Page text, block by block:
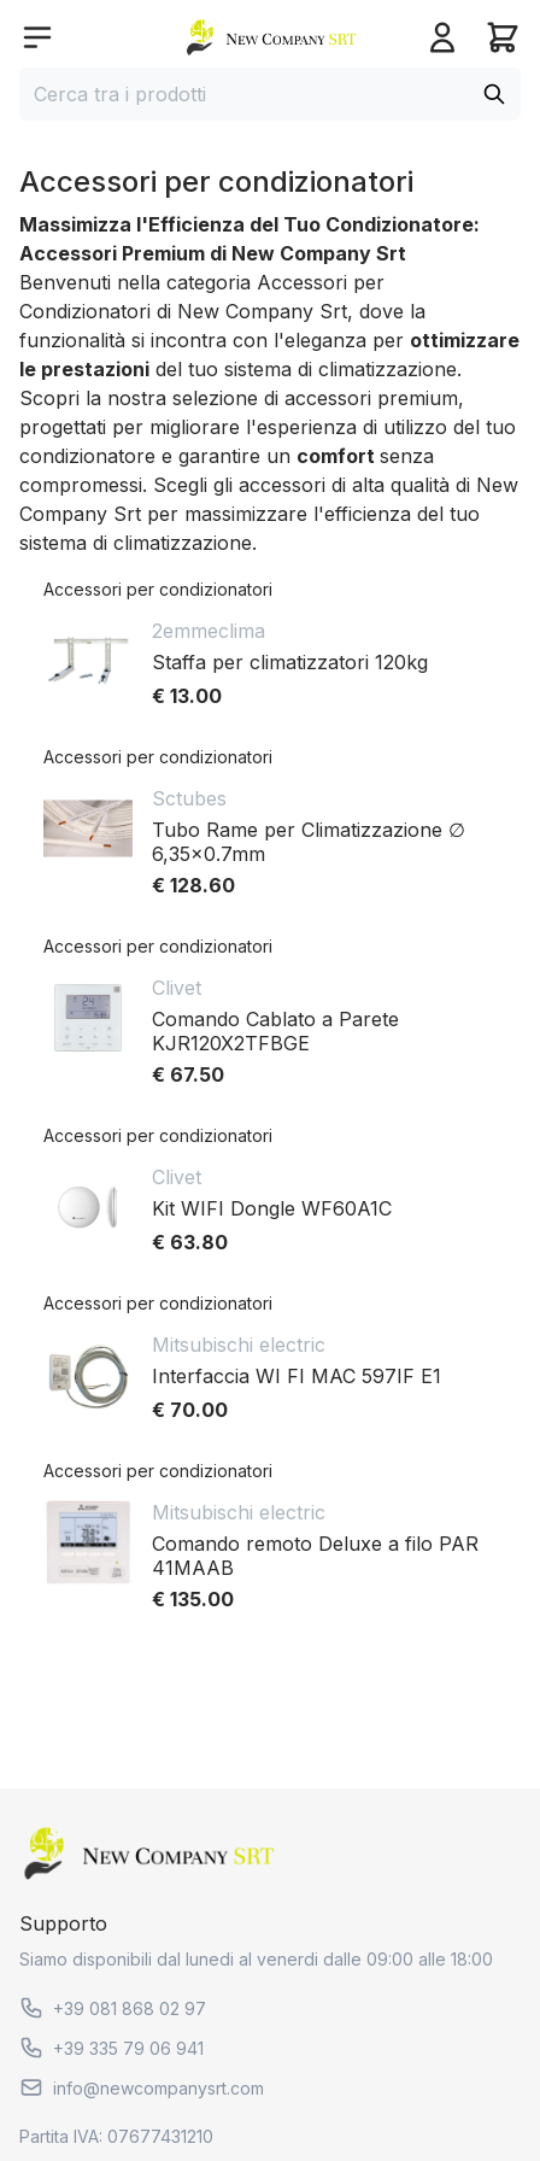
Open menu
Home page
Cerca
Accessori per condizionatori
Massimizza l'Efficienza del Tuo Condizionatore:
Accessori Premium di New Company Srt
Benvenuti nella categoria Accessori per
Condizionatori di New Company Srt, dove la
funzionalità si incontra con l'eleganza per ottimizzare
le prestazioni del tuo sistema di climatizzazione.
Scopri la nostra selezione di accessori premium,
progettati per migliorare l'esperienza di utilizzo del tuo
condizionatore e garantire un comfort senza
compromessi. Scegli gli accessori di alta qualità di New
Company Srt per massimizzare l'efficienza del tuo
sistema di climatizzazione.
Accessori per condizionatori
2emmeclima
Staffa per climatizzatori 120kg
€ 13.00
Accessori per condizionatori
Sctubes
Tubo Rame per Climatizzazione ∅
6,35x0.7mm
€ 128.60
Accessori per condizionatori
Clivet
Comando Cablato a Parete
KJR120X2TFBGE
€ 67.50
Accessori per condizionatori
Clivet
Kit WIFI Dongle WF60A1C
€ 63.80
Accessori per condizionatori
Mitsubischi electric
Interfaccia WI FI MAC 597IF E1
€ 70.00
Accessori per condizionatori
Mitsubischi electric
Comando remoto Deluxe a filo PAR
41MAAB
€ 135.00
Home page
Supporto
Siamo disponibili dal lunedi al venerdi dalle 09:00 alle 18:00
+39 081 868 02 97
+39 335 79 06 941
info@newcompanysrt.com
Partita IVA: 07677431210